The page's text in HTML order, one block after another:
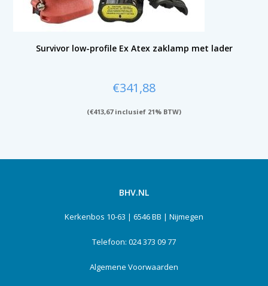
Survivor low-profile Ex Atex zaklamp met lader
€341,88
(€413,67inclusief 21% BTW)
BHV.NL
Kerkenbos 10-63 | 6546 BB | Nijmegen
Telefoon: 024 373 09 77
Algemene Voorwaarden